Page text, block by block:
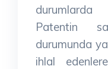
Patentin
durumunda
ihlal